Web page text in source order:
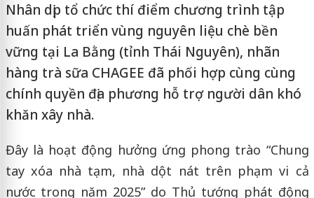
Nhân dịp tổ chức thí điểm chương trình tập
huấn phát triển vùng nguyên liệu chè bền
vững tại La Bằng (tỉnh Thái Nguyên), nhãn
hàng trà sữa CHAGEE đã phối hợp cùng cùng
chính quyền địa phương hỗ trợ người dân khó
khăn xây nhà.
Đây là hoạt động hưởng ứng phong trào “Chung
tay xóa nhà tạm, nhà dột nát trên phạm vi cả
nước trong năm 2025” do Thủ tướng phát động